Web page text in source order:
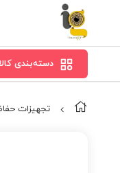
دسته‌بندی
تجهیزات